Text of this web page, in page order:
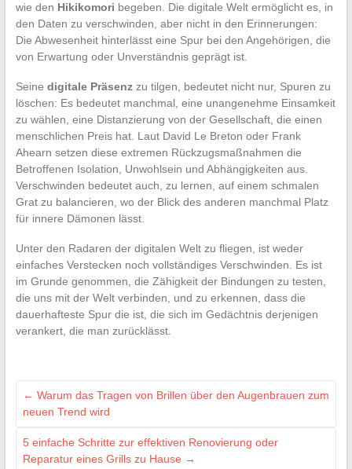
wie den Hikikomori begeben. Die digitale Welt ermöglicht es, in
den Daten zu verschwinden, aber nicht in den Erinnerungen:
Die Abwesenheit hinterlässt eine Spur bei den Angehörigen, die
von Erwartung oder Unverständnis geprägt ist.
Seine digitale Präsenzzu tilgen, bedeutet nicht nur, Spuren zu
löschen: Es bedeutet manchmal, eine unangenehme Einsamkeit
zu wählen, eine Distanzierung von der Gesellschaft, die einen
menschlichen Preis hat. Laut David Le Breton oder Frank
Ahearn setzen diese extremen Rückzugsmaßnahmen die
Betroffenen Isolation, Unwohlsein und Abhängigkeiten aus.
Verschwinden bedeutet auch, zu lernen, auf einem schmalen
Grat zu balancieren, wo der Blick des anderen manchmal Platz
für innere Dämonen lässt.
Unter den Radaren der digitalen Welt zu fliegen, ist weder
einfaches Verstecken noch vollständiges Verschwinden. Es ist
im Grunde genommen, die Zähigkeit der Bindungen zu testen,
die uns mit der Welt verbinden, und zu erkennen, dass die
dauerhafteste Spur die ist, die sich im Gedächtnis derjenigen
verankert, die man zurücklässt.
← Warum das Tragen von Brillen über den Augenbrauen zum
neuen Trend wird
5 einfache Schritte zur effektiven Renovierung oder
Reparatur eines Grills zu Hause →